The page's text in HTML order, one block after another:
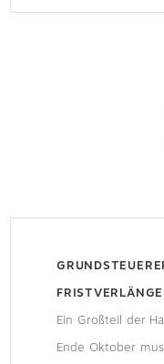
Ein Großteil der
Ende Oktober